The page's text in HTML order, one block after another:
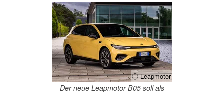
ⓘ Leapmotor
Der neue Leapmotor B05 soll als